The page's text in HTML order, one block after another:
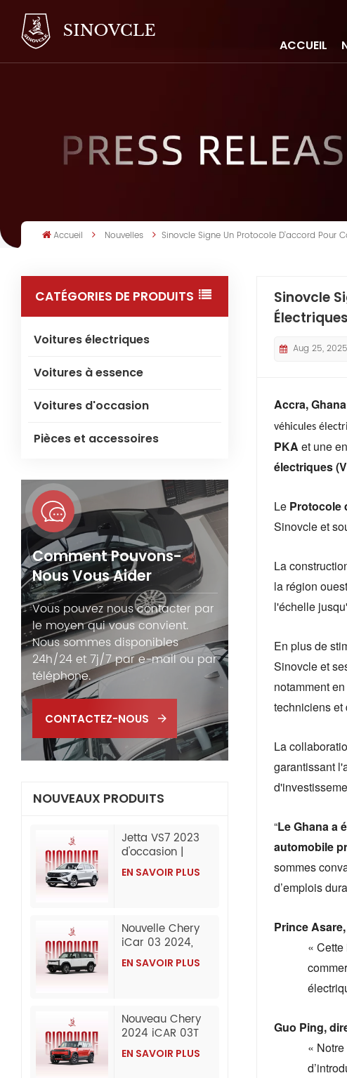
ACCUEIL
Accueil Nouvelles Sinovcle Signe Un Protocole D’accord Pour
CATÉGORIES DE PRODUITS
Voitures électriques
Voitures à essence
Voitures d'occasion
Pièces et accessoires
Comment Pouvons-
Nous Vous Aider
Vous pouvez nous contacter par
le moyen qui vous convient.
Nous sommes disponibles
24h/24 et 7j/7 par e-mail ou par
téléphone.
CONTACTEZ-NOUS
NOUVEAUX PRODUITS
Jetta VS7 2023
d'occasion |
280TSI
automatique
Exportation de
Chine
EN SAVOIR PLUS
Nouvelle Chery
iCar 03 2024,
SUV électrique,
exportation en
EN SAVOIR PLUS
Nouveau Chery
2024 iCAR 03T
SUV électrique
grande
EN SAVOIR PLUS
Sinovcle
Aug 25, 2025
Accra,
véhicules
PKA et une
électriques
Le Protocole
Sinovcle et
La
la région
l'échelle
En plus de
Sinovcle et
notamment
techniciens et
La
garantissant
“Le Ghana a
automobile
sommes
d’emplois
Prince
«
Guo Ping,
«